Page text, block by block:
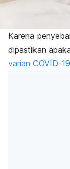
Karena
dipastikan
varian COVID-